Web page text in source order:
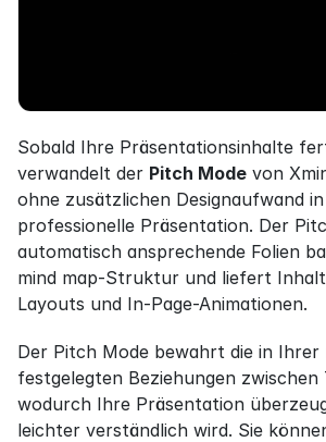
Sobald Ihre Präsentationsinhalte
verwandelt der Pitch Mode von
ohne zusätzlichen Designaufwand
professionelle Präsentation. Der
automatisch ansprechende Folien
mind map-Struktur und liefert
Layouts und In-Page-Animationen.
Der Pitch Mode bewahrt die in Ihrer
festgelegten Beziehungen zwischen
wodurch Ihre Präsentation
leichter verständlich wird. Sie